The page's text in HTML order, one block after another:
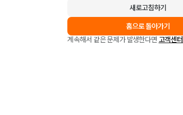
새로고침하기
홈으로 돌아가기
계속해서 같은 문제가 발생한다면 고객센터